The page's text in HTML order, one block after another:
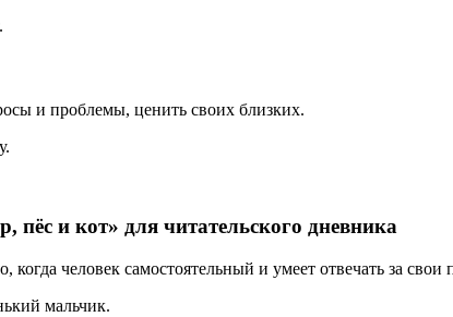
и проблемы, ценить своих близких.
и кот» для читательского дневника
человек самостоятельный и умеет отвечать за свои
мальчик.